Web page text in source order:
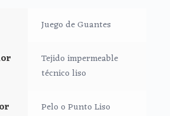
con tu saco de silla y tu bolso.
70% poliéster 30% algodón
100% poliéster
Juego de Guantes
Tejido impermeable
técnico liso
Pelo o Punto Liso